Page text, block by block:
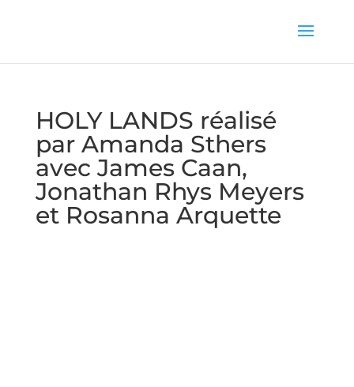
HOLY LANDS réalisé
par Amanda Sthers
avec James Caan,
Jonathan Rhys Meyers
et Rosanna Arquette